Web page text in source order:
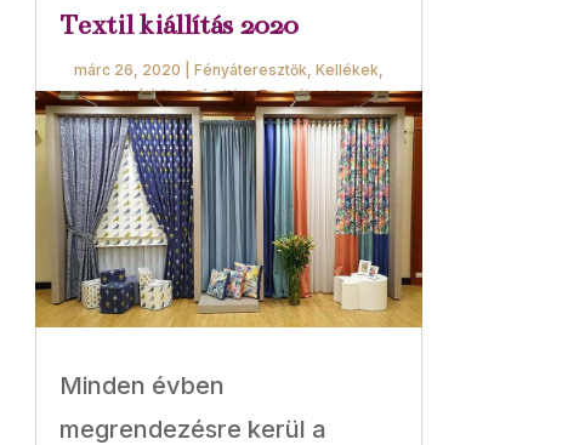
Textil kiállítás 2020
márc 26, 2020 Fényáteresztők, Kellékek,
Sötétítők,Színvilág,Termékeink
Minden évben
megrendezésre kerül a